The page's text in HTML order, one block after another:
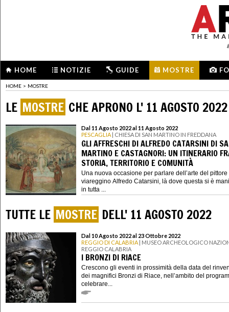
HOME NOTIZIE GUIDE MOSTRE
HOME > MOSTRE
LE MOSTRE CHE APRONO L' 11 AGOSTO 2022
Dal 11 Agosto 2022 al 11 Agosto 2022
PESCAGLIA | CHIESA DI SAN MARTINO IN FREDDANA
GLI AFFRESCHI DI ALFREDO CATARSINI DI
MARTINO E CASTAGNORI: UN ITINERARIO
STORIA, TERRITORIO E COMUNITÀ
Una nuova occasione per parlare dell’arte del pittore
viareggino Alfredo Catarsini, là dove questa si è
in tutta ...
TUTTE LE MOSTRE DELL' 11 AGOSTO 2022
Dal 10 Agosto 2022 al 23 Ottobre 2022
REGGIO DI CALABRIA | MUSEO ARCHEOLOGICO
REGGIO CALABRIA
I BRONZI DI RIACE
Crescono gli eventi in prossimità della data del
dei magnifici Bronzi di Riace, nell’ambito del
celebrare...